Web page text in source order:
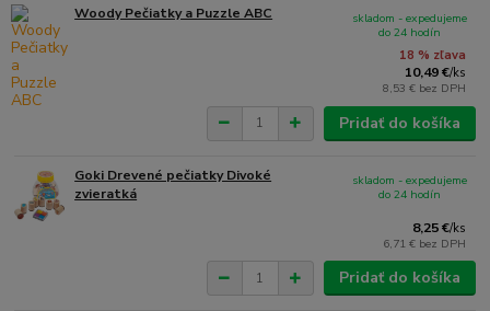
Woody Pečiatky a Puzzle ABC
18 % zľava
10,49 €/ks
8,53 € bez DPH
skladom - expedujeme
do 24 hodín
Pridať do košíka
Goki Drevené pečiatky Divoké
zvieratká
8,25 €/ks
6,71 € bez DPH
skladom - expedujeme
do 24 hodín
Pridať do košíka